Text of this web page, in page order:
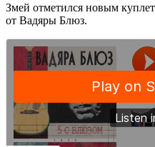
Змей отметился новым
от Вадяры Блюз.